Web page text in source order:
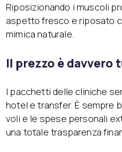
Riposizionando i muscoli
aspetto fresco e riposato
mimica naturale.
Il prezzo è davvero
I pacchetti delle cliniche
hotel e transfer. È sempre
voli e le spese personali
una totale trasparenza